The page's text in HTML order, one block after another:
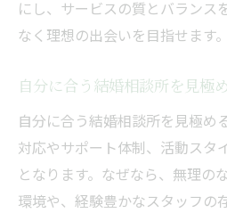
にし、サービスの質とバランス
なく理想の出会いを目指せます。
自分に合う結婚相談所を見極
自分に合う結婚相談所を見極め
対応やサポート体制、活動スタ
となります。なぜなら、無理の
環境や、経験豊かなスタッフの